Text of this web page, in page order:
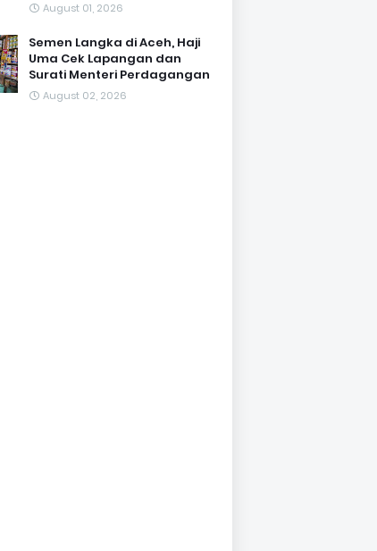
August 01, 2026
Semen Langka di Aceh, Haji
Uma Cek Lapangan dan
Surati Menteri Perdagangan
August 02, 2026